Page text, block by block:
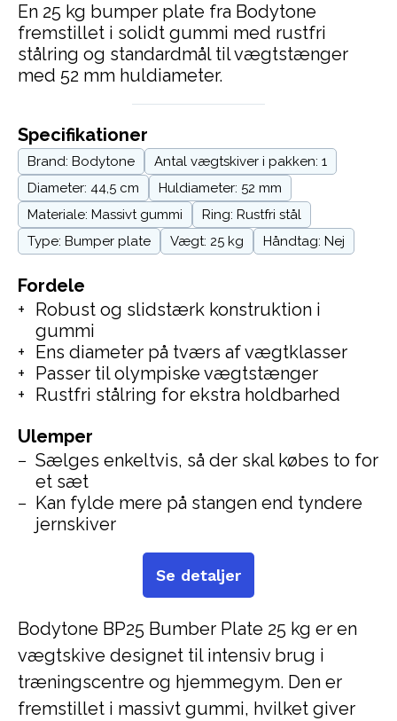
En 25 kg bumper plate fra Bodytone
fremstillet i solidt gummi med rustfri
stålring og standardmål til vægtstænger
med 52 mm huldiameter.
Bodytone BP25 Bumber Plate 25 kg er en
vægtskive designet til intensiv brug i
træningscentre og hjemmegym. Den er
fremstillet i massivt gummi, hvilket giver
Fordele
Robust og slidstærk konstruktion i
gummi
Ens diameter på tværs af vægtklasser
Passer til olympiske vægtstænger
Rustfri stålring for ekstra holdbarhed
Ulemper
Sælges enkeltvis, så der skal købes to for
et sæt
Kan fylde mere på stangen end tyndere
jernskiver
Specifikationer
Brand: Bodytone
Antal vægtskiver i pakken: 1
Diameter: 44,5 cm
Huldiameter: 52 mm
Materiale: Massivt gummi
Ring: Rustfri stål
Type: Bumper plate
Vægt: 25 kg Håndtag: Nej
Se detaljer